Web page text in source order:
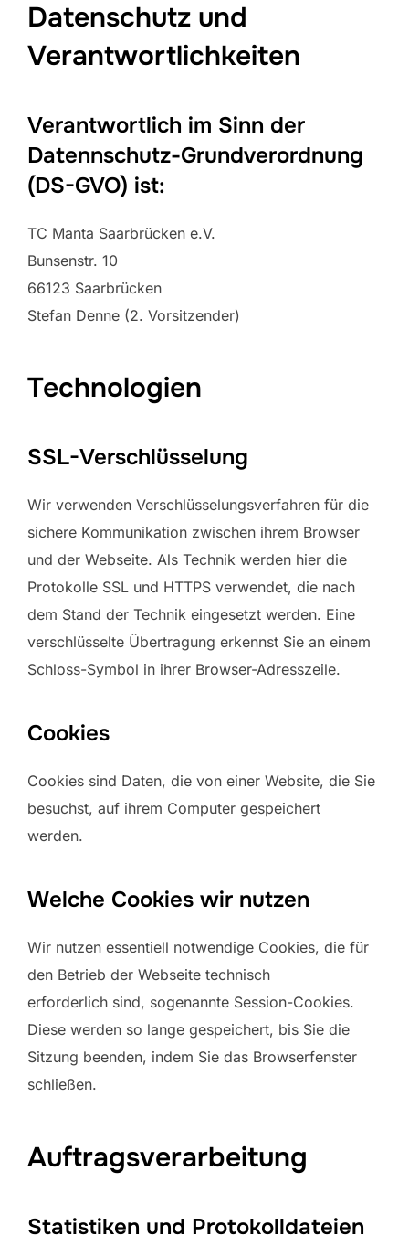
Datenschutz und
Verantwortlichkeiten
Verantwortlich im Sinn der
Datennschutz-Grundverordnung
(DS-GVO) ist:
TC Manta Saarbrücken e.V.
Bunsenstr. 10
66123 Saarbrücken
Stefan Denne (2. Vorsitzender)
Technologien
SSL-Verschlüsselung
Wir verwenden Verschlüsselungsverfahren für die
sichere Kommunikation zwischen ihrem Browser
und der Webseite. Als Technik werden hier die
Protokolle SSL und HTTPS verwendet, die nach
dem Stand der Technik eingesetzt werden. Eine
verschlüsselte Übertragung erkennst Sie an einem
Schloss-Symbol in ihrer Browser-Adresszeile.
Cookies
Cookies sind Daten, die von einer Website, die Sie
besuchst, auf ihrem Computer gespeichert
werden.
Welche Cookies wir nutzen
Wir nutzen essentiell notwendige Cookies, die für
den Betrieb der Webseite technisch
erforderlich sind, sogenannte Session-Cookies.
Diese werden so lange gespeichert, bis Sie die
Sitzung beenden, indem Sie das Browserfenster
schließen.
Auftragsverarbeitung
Statistiken und Protokolldateien